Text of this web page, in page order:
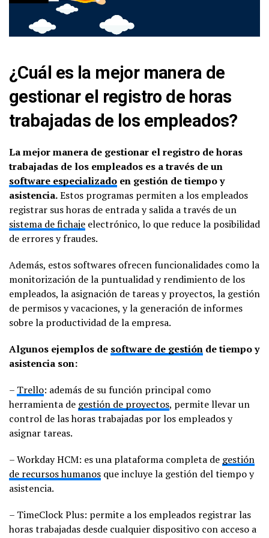
¿Cuál es la mejor manera de
gestionar el registro de horas
trabajadas de los empleados?
La mejor manera de gestionar el registro de horas
trabajadas de los empleados es a través de un
software especializado en gestión de tiempo y
asistencia.Estos programas permiten a los empleados
registrar sus horas de entrada y salida a través de un
sistema de fichaje electrónico, lo que reduce la posibilidad
de errores y fraudes.
Además, estos softwares ofrecen funcionalidades como la
monitorización de la puntualidad y rendimiento de los
empleados, la asignación de tareas y proyectos, la gestión
de permisos y vacaciones, y la generación de informes
sobre la productividad de la empresa.
Algunos ejemplos de software de gestión de tiempo y
asistencia son:
– Trello: además de su función principal como
herramienta de gestión de proyectos, permite llevar un
control de las horas trabajadas por los empleados y
asignar tareas.
– Workday HCM: es una plataforma completa de gestión
de recursos humanos que incluye la gestión del tiempo y
asistencia.
– TimeClock Plus: permite a los empleados registrar las
horas trabajadas desde cualquier dispositivo con acceso a